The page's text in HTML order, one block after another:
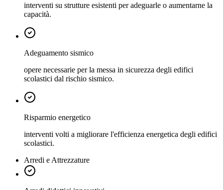
interventi su strutture esistenti per adeguarle o aumentarne la
capacità.
Adeguamento sismico
opere necessarie per la messa in sicurezza degli edifici
scolastici dal rischio sismico.
Risparmio energetico
interventi volti a migliorare l'efficienza energetica degli edifici
scolastici.
Arredi e Attrezzature